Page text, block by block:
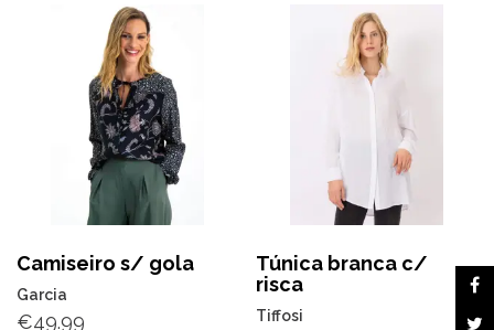
Camiseiro s/ gola
Garcia
€49.99
Túnica branca c/
risca
Tiffosi